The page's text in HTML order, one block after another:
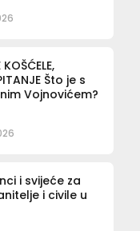
Što je s
Vojnovićem?
i svijeće za
i civile u